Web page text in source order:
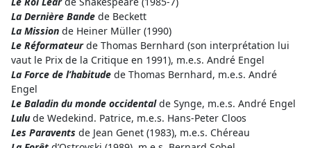
La Dernière Bande de Beckett
La Mission de Heiner Müller (1990)
Le Réformateurde Thomas Bernhard (son interprétation lui
vaut le Prix de la Critique en 1991), m.e.s. André Engel
La Force de l’habitude de Thomas Bernhard, m.e.s. André
Engel
Le Baladin du monde occidentalde Synge, m.e.s. André Engel
Lulude Wedekind. Patrice, m.e.s. Hans-Peter Cloos
Les Paravents de Jean Genet (1983), m.e.s. Chéreau